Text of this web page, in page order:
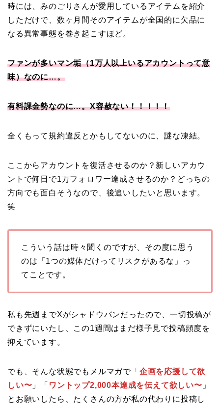
時には、みのごりさんが愛用しているアイテムを紹介
しただけで、数ヶ月間そのアイテムが全国的に欠品に
なる異常事態を巻き起こすほど。
ファンが多いマン垢（1万人以上いるアカウントって意
味）なのに…。
有料課金勢なのに…。X容赦ない！！！！！
全くもって規約違反とかもしてないのに、謎な凍結。
ここからアカウントを復活させるのか？新しいアカウ
ントで何日で1万フォロワー達成させるのか？どっちの
方向でも面白そうなので、後追いしたいと思います。
笑
こういう話は時々聞くのですが、その度に思う
のは「1つの媒体だけってリスクがあるな」っ
てことです。
私も先週までXがシャドウバンだったので、一切投稿が
できずにいたし、この1週間はまだ様子見で投稿頻度を
抑えています。
でも、そんな状態でもメルマガで「 企画を応援して欲
しい〜 」「 ワントップ2,000本達成を伝えて欲しい〜 」
とお願いしたら、たくさんの方が私の代わりに投稿し